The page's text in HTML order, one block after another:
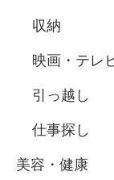
収納
映画・テレ
引っ越し
仕事探し
美容・健康